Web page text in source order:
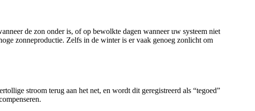
de zon onder is, of op bewolkte dagen wanneer uw systeem niet
zonneproductie. Zelfs in de winter is er vaak genoeg zonlicht om
stroom terug aan het net, en wordt dit geregistreerd als “tegoed”